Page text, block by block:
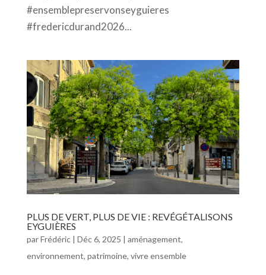
#ensemblepreservonseyguieres
#fredericdurand2026...
PLUS DE VERT, PLUS DE VIE : REVÉGÉTALISONS
EYGUIÈRES
parFrédéric| Déc 6, 2025 | aménagement,
environnement, patrimoine, vivre ensemble